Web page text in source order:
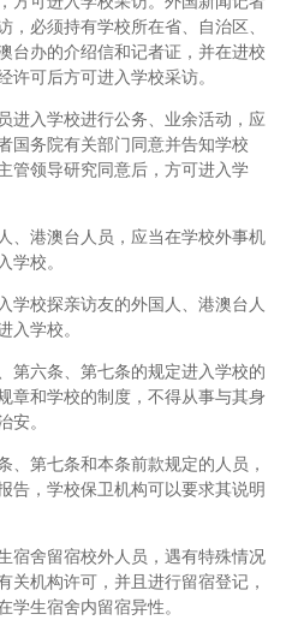
，必须持有学校所在省、自治区、
台办的介绍信和记者证，并在进校
许可后方可进入学校采访。
进入学校进行公务、业余活动，应
国务院有关部门同意并告知学校
管领导研究同意后，方可进入学
、港澳台人员，应当在学校外事机
学校。
学校探亲访友的外国人、港澳台人
入学校。
第六条、第七条的规定进入学校的
章和学校的制度，不得从事与其身
安。
、第七条和本条前款规定的人员，
告，学校保卫机构可以要求其说明
宿舍留宿校外人员，遇有特殊情况
关机构许可，并且进行留宿登记，
学生宿舍内留宿异性。